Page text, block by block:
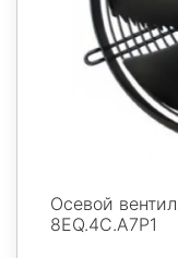
Осевой
8EQ.4C.A7P1